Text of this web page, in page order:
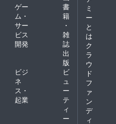
ゲー
ム・
サー
ビス
開発
書
籍
・
雑
誌
出
版
ビジ
ネ
ス・
起業
ビ
ュ
ー
テ
ィ
ー
ミ
ー
と
は
ク
ラ
ウ
ド
フ
ァ
ン
デ
ィ